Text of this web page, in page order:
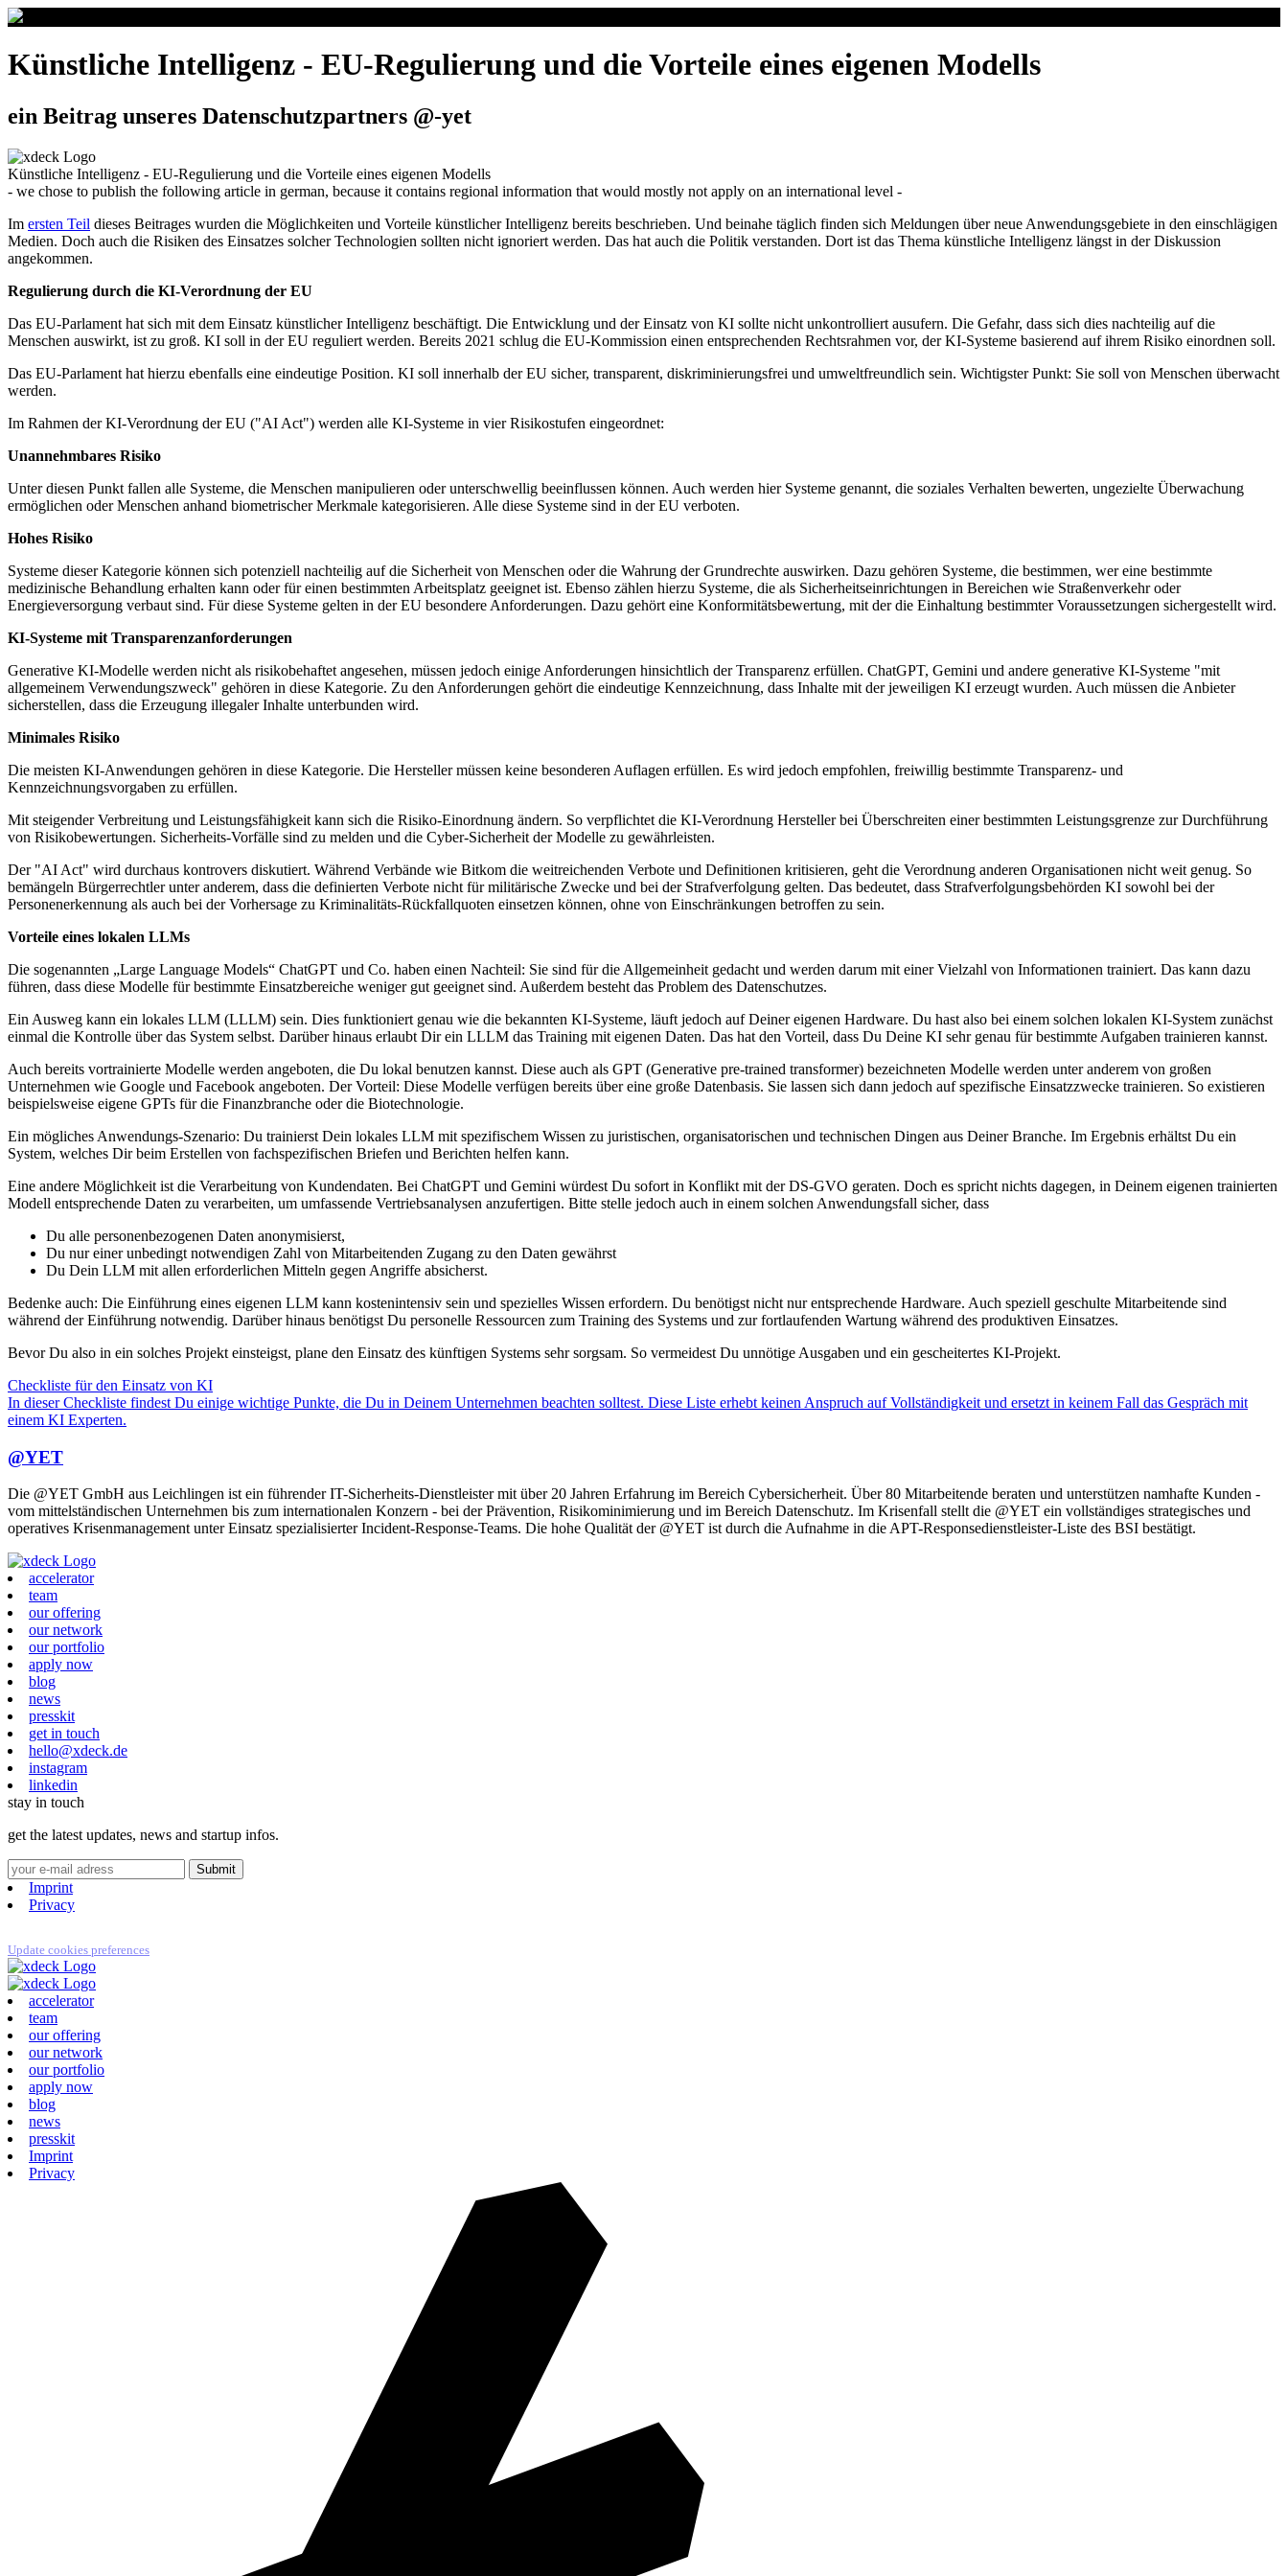
Künstliche Intelligenz - EU-Regulierung und die Vorteile eines eigenen Modells
ein Beitrag unseres Datenschutzpartners @-yet
Künstliche Intelligenz - EU-Regulierung und die Vorteile eines eigenen Modells
- we chose to publish the following article in german, because it contains regional information that would mostly not apply on an international level -
Im ersten Teil dieses Beitrages wurden die Möglichkeiten und Vorteile künstlicher Intelligenz bereits beschrieben. Und beinahe täglich finden sich Meldungen über neue Anwendungsgebiete in den einschlägigen
Medien. Doch auch die Risiken des Einsatzes solcher Technologien sollten nicht ignoriert werden. Das hat auch die Politik verstanden. Dort ist das Thema künstliche Intelligenz längst in der Diskussion
angekommen.
Regulierung durch die KI-Verordnung der EU
Das EU-Parlament hat sich mit dem Einsatz künstlicher Intelligenz beschäftigt. Die Entwicklung und der Einsatz von KI sollte nicht unkontrolliert ausufern. Die Gefahr, dass sich dies nachteilig auf die
Menschen auswirkt, ist zu groß. KI soll in der EU reguliert werden. Bereits 2021 schlug die EU-Kommission einen entsprechenden Rechtsrahmen vor, der KI-Systeme basierend auf ihrem Risiko einordnen soll.
Das EU-Parlament hat hierzu ebenfalls eine eindeutige Position. KI soll innerhalb der EU sicher, transparent, diskriminierungsfrei und umweltfreundlich sein. Wichtigster Punkt: Sie soll von Menschen überwacht
werden.
Im Rahmen der KI-Verordnung der EU ("AI Act") werden alle KI-Systeme in vier Risikostufen eingeordnet:
Unannehmbares Risiko
Unter diesen Punkt fallen alle Systeme, die Menschen manipulieren oder unterschwellig beeinflussen können. Auch werden hier Systeme genannt, die soziales Verhalten bewerten, ungezielte Überwachung
ermöglichen oder Menschen anhand biometrischer Merkmale kategorisieren. Alle diese Systeme sind in der EU verboten.
Hohes Risiko
Systeme dieser Kategorie können sich potenziell nachteilig auf die Sicherheit von Menschen oder die Wahrung der Grundrechte auswirken. Dazu gehören Systeme, die bestimmen, wer eine bestimmte
medizinische Behandlung erhalten kann oder für einen bestimmten Arbeitsplatz geeignet ist. Ebenso zählen hierzu Systeme, die als Sicherheitseinrichtungen in Bereichen wie Straßenverkehr oder
Energieversorgung verbaut sind. Für diese Systeme gelten in der EU besondere Anforderungen. Dazu gehört eine Konformitätsbewertung, mit der die Einhaltung bestimmter Voraussetzungen sichergestellt wird.
KI-Systeme mit Transparenzanforderungen
Generative KI-Modelle werden nicht als risikobehaftet angesehen, müssen jedoch einige Anforderungen hinsichtlich der Transparenz erfüllen. ChatGPT, Gemini und andere generative KI-Systeme "mit
allgemeinem Verwendungszweck" gehören in diese Kategorie. Zu den Anforderungen gehört die eindeutige Kennzeichnung, dass Inhalte mit der jeweiligen KI erzeugt wurden. Auch müssen die Anbieter
sicherstellen, dass die Erzeugung illegaler Inhalte unterbunden wird.
Minimales Risiko
Die meisten KI-Anwendungen gehören in diese Kategorie. Die Hersteller müssen keine besonderen Auflagen erfüllen. Es wird jedoch empfohlen, freiwillig bestimmte Transparenz- und
Kennzeichnungsvorgaben zu erfüllen.
Mit steigender Verbreitung und Leistungsfähigkeit kann sich die Risiko-Einordnung ändern. So verpflichtet die KI-Verordnung Hersteller bei Überschreiten einer bestimmten Leistungsgrenze zur Durchführung
von Risikobewertungen. Sicherheits-Vorfälle sind zu melden und die Cyber-Sicherheit der Modelle zu gewährleisten.
Der "AI Act" wird durchaus kontrovers diskutiert. Während Verbände wie Bitkom die weitreichenden Verbote und Definitionen kritisieren, geht die Verordnung anderen Organisationen nicht weit genug. So
bemängeln Bürgerrechtler unter anderem, dass die definierten Verbote nicht für militärische Zwecke und bei der Strafverfolgung gelten. Das bedeutet, dass Strafverfolgungsbehörden KI sowohl bei der
Personenerkennung als auch bei der Vorhersage zu Kriminalitäts-Rückfallquoten einsetzen können, ohne von Einschränkungen betroffen zu sein.
Vorteile eines lokalen LLMs
Die sogenannten „Large Language Models“ ChatGPT und Co. haben einen Nachteil: Sie sind für die Allgemeinheit gedacht und werden darum mit einer Vielzahl von Informationen trainiert. Das kann dazu
führen, dass diese Modelle für bestimmte Einsatzbereiche weniger gut geeignet sind. Außerdem besteht das Problem des Datenschutzes.
Ein Ausweg kann ein lokales LLM (LLLM) sein. Dies funktioniert genau wie die bekannten KI-Systeme, läuft jedoch auf Deiner eigenen Hardware. Du hast also bei einem solchen lokalen KI-System zunächst
einmal die Kontrolle über das System selbst. Darüber hinaus erlaubt Dir ein LLLM das Training mit eigenen Daten. Das hat den Vorteil, dass Du Deine KI sehr genau für bestimmte Aufgaben trainieren kannst.
Auch bereits vortrainierte Modelle werden angeboten, die Du lokal benutzen kannst. Diese auch als GPT (Generative pre-trained transformer) bezeichneten Modelle werden unter anderem von großen
Unternehmen wie Google und Facebook angeboten. Der Vorteil: Diese Modelle verfügen bereits über eine große Datenbasis. Sie lassen sich dann jedoch auf spezifische Einsatzzwecke trainieren. So existieren
beispielsweise eigene GPTs für die Finanzbranche oder die Biotechnologie.
Ein mögliches Anwendungs-Szenario: Du trainierst Dein lokales LLM mit spezifischem Wissen zu juristischen, organisatorischen und technischen Dingen aus Deiner Branche. Im Ergebnis erhältst Du ein
System, welches Dir beim Erstellen von fachspezifischen Briefen und Berichten helfen kann.
Eine andere Möglichkeit ist die Verarbeitung von Kundendaten. Bei ChatGPT und Gemini würdest Du sofort in Konflikt mit der DS-GVO geraten. Doch es spricht nichts dagegen, in Deinem eigenen trainierten
Modell entsprechende Daten zu verarbeiten, um umfassende Vertriebsanalysen anzufertigen. Bitte stelle jedoch auch in einem solchen Anwendungsfall sicher, dass
Du alle personenbezogenen Daten anonymisierst,
Du nur einer unbedingt notwendigen Zahl von Mitarbeitenden Zugang zu den Daten gewährst
Du Dein LLM mit allen erforderlichen Mitteln gegen Angriffe absicherst.
Bedenke auch: Die Einführung eines eigenen LLM kann kostenintensiv sein und spezielles Wissen erfordern. Du benötigst nicht nur entsprechende Hardware. Auch speziell geschulte Mitarbeitende sind
während der Einführung notwendig. Darüber hinaus benötigst Du personelle Ressourcen zum Training des Systems und zur fortlaufenden Wartung während des produktiven Einsatzes.
Bevor Du also in ein solches Projekt einsteigst, plane den Einsatz des künftigen Systems sehr sorgsam. So vermeidest Du unnötige Ausgaben und ein gescheitertes KI-Projekt.
Checkliste für den Einsatz von KI
In dieser Checkliste findest Du einige wichtige Punkte, die Du in Deinem Unternehmen beachten solltest. Diese Liste erhebt keinen Anspruch auf Vollständigkeit und ersetzt in keinem Fall das Gespräch mit
einem KI Experten.
@YET
Die @YET GmbH aus Leichlingen ist ein führender IT-Sicherheits-Dienstleister mit über 20 Jahren Erfahrung im Bereich Cybersicherheit. Über 80 Mitarbeitende beraten und unterstützen namhafte Kunden -
vom mittelständischen Unternehmen bis zum internationalen Konzern - bei der Prävention, Risikominimierung und im Bereich Datenschutz. Im Krisenfall stellt die @YET ein vollständiges strategisches und
operatives Krisenmanagement unter Einsatz spezialisierter Incident-Response-Teams. Die hohe Qualität der @YET ist durch die Aufnahme in die APT-Responsedienstleister-Liste des BSI bestätigt.
accelerator
team
our offering
our network
our portfolio
apply now
blog
news
presskit
get in touch
hello@xdeck.de
instagram
linkedin
stay in touch
get the latest updates, news and startup infos.
Imprint
Privacy
Update cookies preferences
accelerator
team
our offering
our network
our portfolio
apply now
blog
news
presskit
Imprint
Privacy